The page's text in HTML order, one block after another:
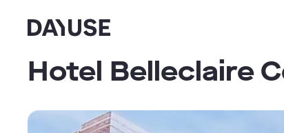
Dayuse
Hotel Belleclaire